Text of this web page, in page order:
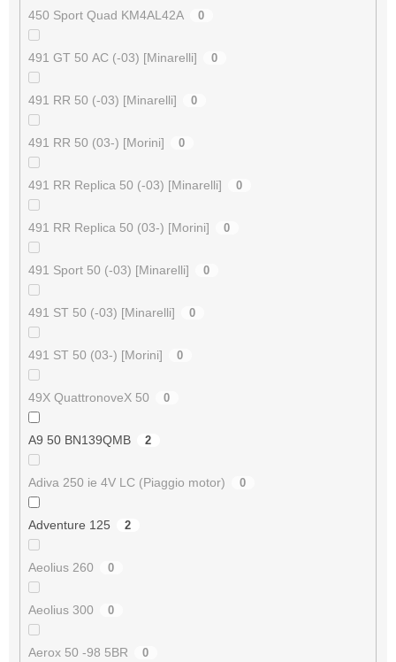
450 Sport Quad KM4AL42A 0
491 GT 50 AC (-03) [Minarelli] 0
491 RR 50 (-03) [Minarelli] 0
491 RR 50 (03-) [Morini] 0
491 RR Replica 50 (-03) [Minarelli] 0
491 RR Replica 50 (03-) [Morini] 0
491 Sport 50 (-03) [Minarelli] 0
491 ST 50 (-03) [Minarelli] 0
491 ST 50 (03-) [Morini] 0
49X QuattronoveX 50 0
A9 50 BN139QMB 2
Adiva 250 ie 4V LC (Piaggio motor) 0
Adventure 125 2
Aeolius 260 0
Aeolius 300 0
Aerox 50 -98 5BR 0